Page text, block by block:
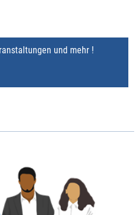
und mehr !